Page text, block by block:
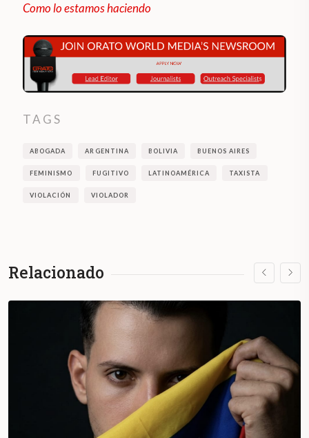
Como lo estamos haciendo
TAGS
ABOGADA ARGENTINA BOLIVIA BUENOS AIRES
FEMINISMO FUGITIVO LATINOAMÉRICA TAXISTA
VIOLACIÓN VIOLADOR
Relacionado